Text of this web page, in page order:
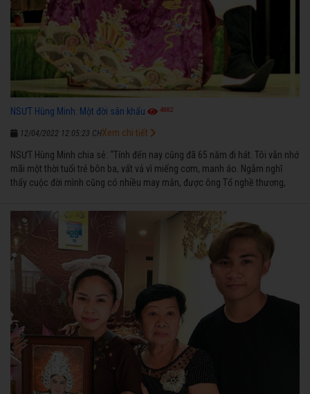
NSƯT Hùng Minh: Một đời sân khấu 4882
12/04/2022 12:05:23 CH
NSƯT Hùng Minh chia sẻ: “Tính đến nay cũng đã 65 năm đi hát. Tôi vẫn nhớ
mãi một thời tuổi trẻ bôn ba, vất vả vì miếng cơm, manh áo. Ngẫm nghĩ
thấy cuộc đời mình cũng có nhiều may mắn, được ông Tổ nghề thương,
ngược nhận được những cơ may để từng bước thành danh với nghiệp ca
diễn”.
Xem chi tiết